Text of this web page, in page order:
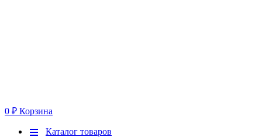
0 ₽ Корзина
Меню
Каталог товаров